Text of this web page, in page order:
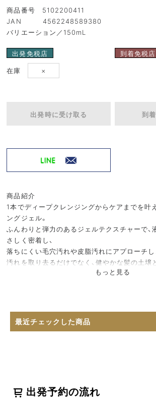
商品番号 5102200411
JAN 4562248589380
バリエーション／150mL
出発免税店
在庫
×
出発時に受け取る
到着免税店
到
商品紹介
1本でディープクレンジングからケアまでを叶
ングジェル。
ふんわりと弾力のあるジェルテクスチャーで、
さしく密着し、
落ちにくい毛穴汚れや皮脂汚れにアプローチし
汚れを取り去るだけでなく、健やかな髪の土壌
芳香に包まれながらのマッサージは、心までほ
さをもたらします。
もっと見る
最近チェックした商品
出発予約の流れ